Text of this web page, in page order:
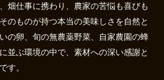
畑仕事に携わり、農家の苦悩も喜びも
のものが持つ本当の美味しさを自然と
の卵、旬の無農薬野菜、自家農園の蜂
並ぶ環境の中で、素材への深い感謝と
す。